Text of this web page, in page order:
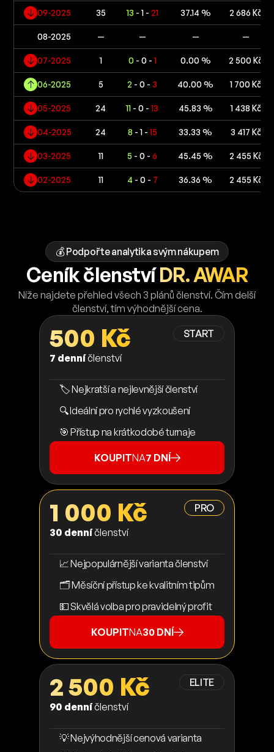
09-2025 35 13 - 1 - 21 37.14 % 2 686 Kč
08-2025 — — — —
07-2025 1 0- 0 -1 0.00 % 2 500 Kč
06-2025 5 2 - 0 -3 40.00 % 1 700 Kč
05-2025 24 11 - 0 -13 45.83 % 1 438 Kč
04-2025 24 8 - 1 -15 33.33 % 3 417 Kč
03-2025 11 5 - 0 -6 45.45 % 2 455 Kč
02-2025 11 4 - 0 - 7 36.36 % 2 455 Kč
💰 Podpořte analytika svým nákupem
Ceník členstvíDR. AWAR
Níže najdete přehled všech 3 plánů členství. Čím delší
členství, tím výhodnější cena.
START
500 Kč
7 denníčlenství
🏷️ Nejkratší a nejlevnější členství
🔍 Ideální pro rychlé vyzkoušení
🎯 Přístup na krátkodobé turnaje
KOUPITNA7 DNÍ
PRO
1 000 Kč
30 denníčlenství
📈 Nejpopulárnější varianta členství
🗂️ Měsíční přístup ke kvalitním tipům
💵 Skvělá volba pro pravidelný profit
KOUPITNA30 DNÍ
ELITE
2 500 Kč
90 denníčlenství
💡 Nejvýhodnější cenová varianta